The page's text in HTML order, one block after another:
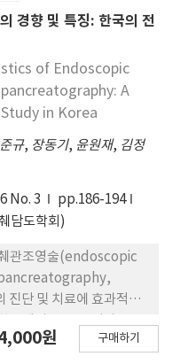
다. 이에, 본 연구는 조선
乞大諺解』, 『朴通事諺
倫全備諺解』, 『譯語
解』, 『重刊老乞大諺
『華語類抄』와 중국어
乞大』, 『朴通事新 釋』
서명의 다른 판본 총 31
각한국학연구원 웹사이트
Values)와
Language) 형식으로
시대 중국어 역학서에 대
최초 의 연구성과이다.
료에 대한 관심을 제고하
연구 환경을 제공하며, 한
의 교육 및 연구 에 활용
경향 및 특징: 한국의 전
of Endoscopic
A
in Korea
규, 장동기, 윤원재, 김정
No. 3
pp.186-194
담도학회)
관조영술(endoscopic
진단 및 치료에 효과적인
데이터가 축적되어 있으
원 구매하기